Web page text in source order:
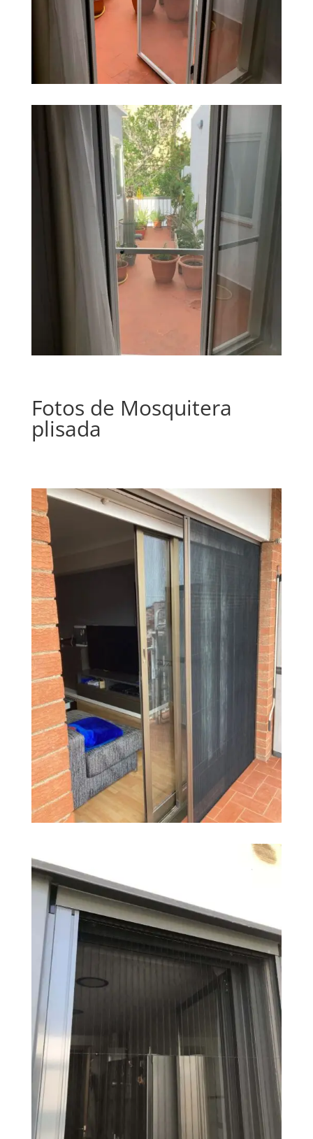
Fotos de Mosquitera
plisada